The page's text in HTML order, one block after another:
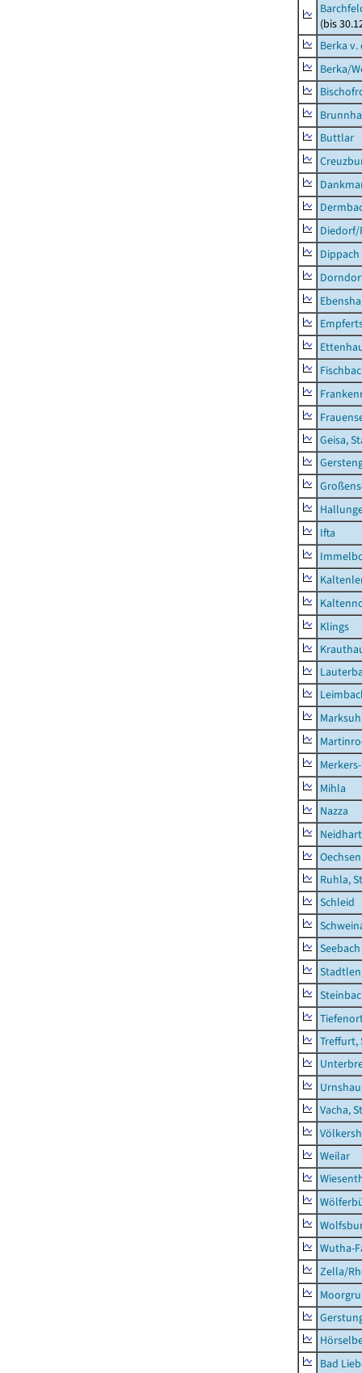
(bis
Berka v.
Berka/
Buttlar
Dippach
Geisa,
Ifta
Klings
Mihla
Nazza
Oechsen
Ruhla,
Schleid
Seebach
Treffurt,
Vacha,
Weilar
Wutha-
Zella/
Bad